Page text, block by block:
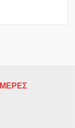
ΜΕΡΕΣ